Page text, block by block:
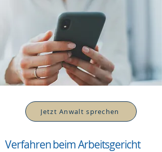
Jetzt Anwalt sprechen
Verfahren beimArbeitsgericht